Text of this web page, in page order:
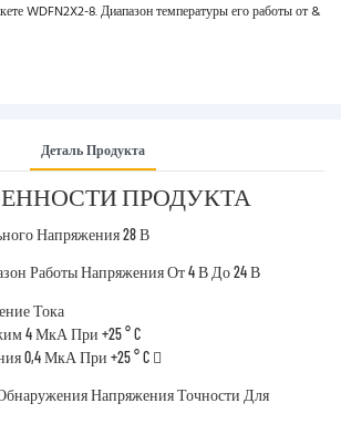
WDFN2X2-8. Диапазон температуры его работы от &
Деталь Продукта
ПРОДУКТА
Напряжения 28 В
Работы Напряжения От 4 В До 24 В
Тока
4 МкА При +25 ° C
0,4 МкА При +25 ° C 
Напряжения Точности Для